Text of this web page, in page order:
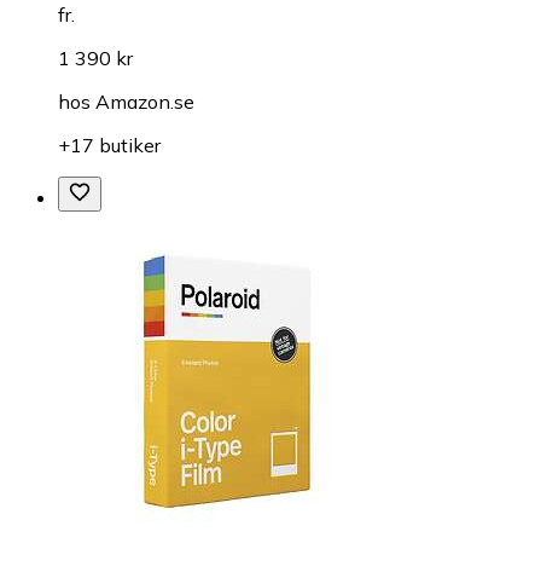
fr.
1 390 kr
hos Amazon.se
+17 butiker